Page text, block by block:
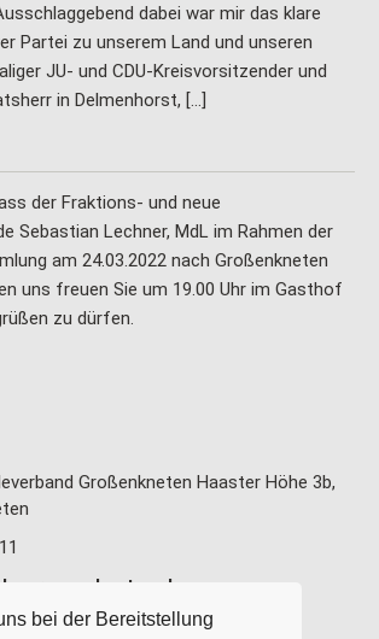
bei der Bereitstellung
dabei war mir das klare
Partei zu unserem Land und unseren
JU- und CDU-Kreisvorsitzender und
in Delmenhorst, […]
der Fraktions- und neue
Sebastian Lechner, MdL im Rahmen der
am 24.03.2022 nach Großenkneten
uns freuen Sie um 19.00 Uhr im Gasthof
zu dürfen.
Großenkneten Haaster Höhe 3b,
grossenkneten.de